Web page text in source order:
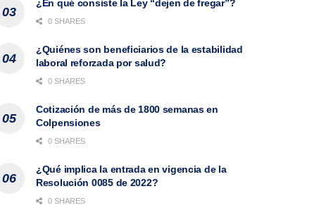
¿En qué consiste la Ley “dejen de fregar”?
0 SHARES
¿Quiénes son beneficiarios de la estabilidad
laboral reforzada por salud?
0 SHARES
Cotización de más de 1800 semanas en
Colpensiones
0 SHARES
¿Qué implica la entrada en vigencia de la
Resolución 0085 de 2022?
0 SHARES